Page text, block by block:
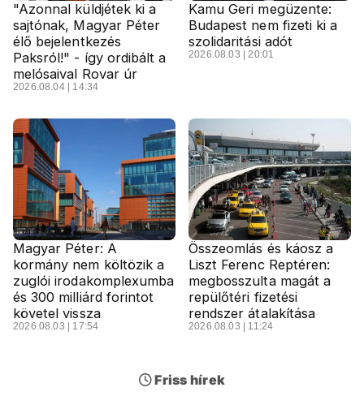
"Azonnal küldjétek ki a
sajtónak, Magyar Péter
élő bejelentkezés
Paksról!" - így ordibált a
melósaival Rovar úr
2026.08.04 | 14:34
Kamu Geri megüzente:
Budapest nem fizeti ki a
szolidaritási adót
2026.08.03 | 20:01
Magyar Péter: A
kormány nem költözik a
zuglói irodakomplexumba
és 300 milliárd forintot
követel vissza
2026.08.03 | 17:54
Összeomlás és káosz a
Liszt Ferenc Reptéren:
megbosszulta magát a
repülőtéri fizetési
rendszer átalakítása
2026.08.03 | 11:24
Friss hírek